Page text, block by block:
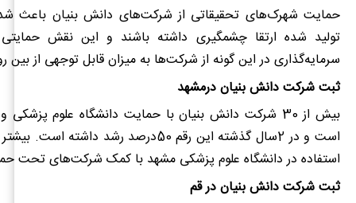
حمایت شهرک‌های تحقیقاتی از شرکت‌های دانش بنیان باعث
تولید شده ارتقا چشمگیری داشته باشند و این نقش
سرمایه‌گذاری در این گونه از شرکت‌ها به میزان قابل توجهی از بین
ثبت شرکت دانش بنیان درمشهد
بیش از 30 شرکت دانش بنیان با حمایت دانشگاه علوم
است و در 2سال گذشته این رقم 50درصد رشد
استفاده در دانشگاه علوم پزشکی مشهد با کمک شرکت‌های تحت
ثبت شرکت دانش بنیان در قم